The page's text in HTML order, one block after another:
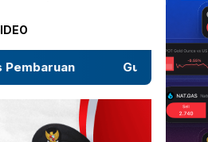
Salah Subjek di PN